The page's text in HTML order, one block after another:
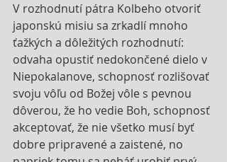
V rozhodnutí pátra Kolbeho otvoriť
japonskú misiu sa zrkadlí mnoho
ťažkých a dôležitých rozhodnutí:
odvaha opustiť nedokončené dielo v
Niepokalanove, schopnosť rozlišovať
svoju vôľu od Božej vôle s pevnou
dôverou, že ho vedie Boh, schopnosť
akceptovať, že nie všetko musí byť
dobre pripravené a zaistené, no